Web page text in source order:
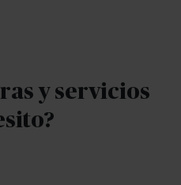
y servicios